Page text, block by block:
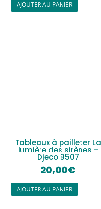
AJOUTER AU PANIER
Tableaux à pailleter La
lumière des sirènes –
Djeco 9507
20,00€
AJOUTER AU PANIER